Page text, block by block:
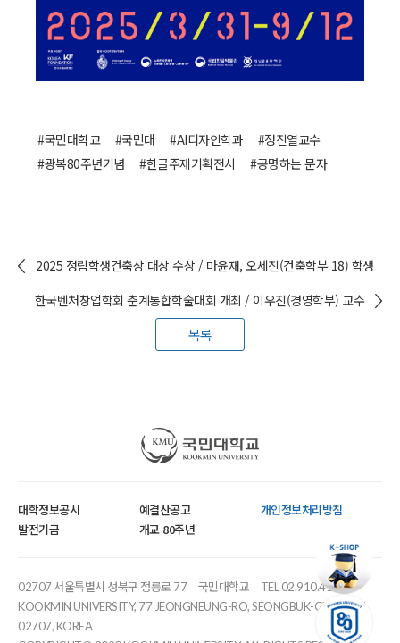
#국민대학교 #국민대 #AI디자인학과
#정진열교수
#광복80주년기념
#한글주제기획전시 #공명하는 문자
2025 정림학생건축상 대상 수상 / 마윤재, 오세진(건축학부 18) 학생
한국벤처창업학회 춘계통합학술대회 개최 / 이우진(경영학부) 교수
목록
국민대학교
대학정보공시 예결산공고
개인정보처리방침
발전기금
개교 80주년
02707 서울특별시 성북구 정릉로 77 국민대학교
TEL 02.910.4114
KOOKMIN UNIVERSITY, 77 JEONGNEUNG-RO, SEONGBUK-GU, SEOUL,
02707, KOREA